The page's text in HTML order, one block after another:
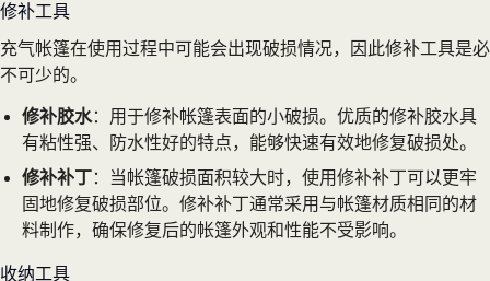
修补工具
充气帐篷在使用过程中可能会出现破损情况，因此修补工具是必
不可少的。
修补胶水：用于修补帐篷表面的小破损。优质的修补胶水具
有粘性强、防水性好的特点，能够快速有效地修复破损处。
修补补丁：当帐篷破损面积较大时，使用修补补丁可以更牢
固地修复破损部位。修补补丁通常采用与帐篷材质相同的材
料制作，确保修复后的帐篷外观和性能不受影响。
收纳工具